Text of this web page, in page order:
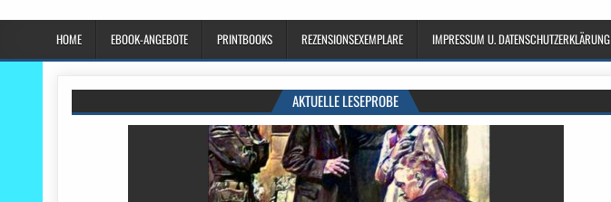
HOME EBOOK-ANGEBOTE PRINTBOOKS REZENSIONSEXEMPLARE IMPRESSUM U. DATENSCHUTZERKLÄRUNG
AKTUELLE LESEPROBE